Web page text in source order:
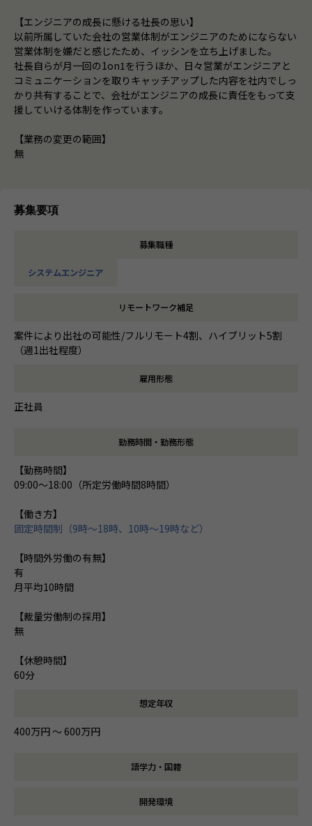
【エンジニアの成長に懸ける社長の思い】
以前所属していた会社の営業体制がエンジニアのためにならない
営業体制を嫌だと感じたため、イッシンを立ち上げました。
社長自らが月一回の1on1を行うほか、日々営業がエンジニアと
コミュニケーションを取りキャッチアップした内容を社内でしっ
かり共有することで、会社がエンジニアの成長に責任をもって支
援していける体制を作っています。
【業務の変更の範囲】
無
募集要項
募集職種
システムエンジニア
リモートワーク補足
案件により出社の可能性/フルリモート4割、ハイブリット5割
（週1出社程度）
雇用形態
正社員
勤務時間・勤務形態
【勤務時間】
09:00～18:00（所定労働時間8時間）
【働き方】
固定時間制（9時～18時、10時～19時など）
【時間外労働の有無】
有
月平均10時間
【裁量労働制の採用】
無
【休憩時間】
60分
想定年収
400万円 〜 600万円
語学力・国籍
開発環境